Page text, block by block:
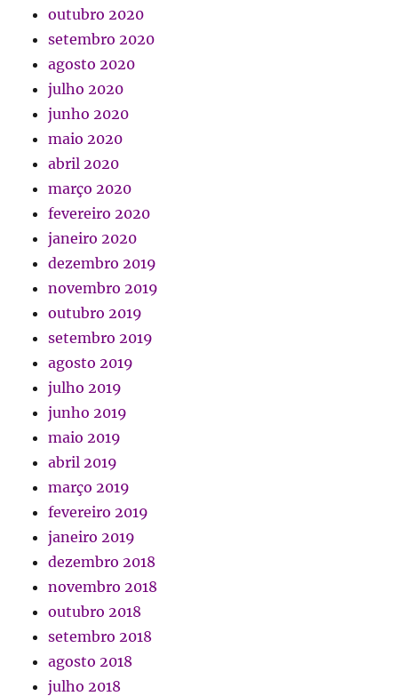
outubro 2020
setembro 2020
agosto 2020
julho 2020
junho 2020
maio 2020
abril 2020
março 2020
fevereiro 2020
janeiro 2020
dezembro 2019
novembro 2019
outubro 2019
setembro 2019
agosto 2019
julho 2019
junho 2019
maio 2019
abril 2019
março 2019
fevereiro 2019
janeiro 2019
dezembro 2018
novembro 2018
outubro 2018
setembro 2018
agosto 2018
julho 2018